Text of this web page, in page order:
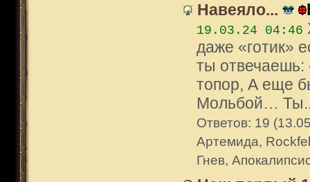
Навеяло...
19.03.24 04:46
даже «готик»
ты
топор, А еще
Мольбой…
Ответов: 19
Артемида,
Гнев,